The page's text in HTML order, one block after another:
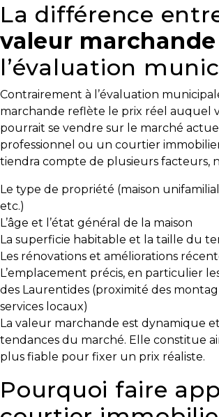
un
courtier
immobilier,
vous
êtes
bien
protégé!
Le
courtier
immobilier
:
votre
chemin
vers
la
tranquillité
d’esprit
défi
à
juste
La différence
valeur marchande
l’évaluation
Contrairement à l’évaluation
marchande reflète le prix réel auquel
pourrait se vendre sur le marché
professionnel ou un courtier
tiendra compte de plusieurs facteurs,
Le type de propriété (maison
etc.)
L’âge et l’état général de la maison
La superficie habitable et la taille du
Les rénovations et améliorations
L’emplacement précis, en particulier
des Laurentides (proximité des
services locaux)
La valeur marchande est dynamique et
tendances du marché. Elle constitue
plus fiable pour fixer un prix réaliste.
Pourquoi faire